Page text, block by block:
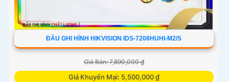
ĐẦU GHI HÌNH HIKVISION IDS-7208HUHI-M2/S
Giá Bán: 7,890,000 ₫
Giá Khuyến Mại: 5,500,000 ₫